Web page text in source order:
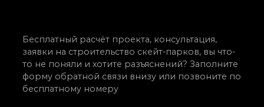
Бесплатный расчёт проекта, консультация,
заявки на строительство скейт-парков, вы что-
то не поняли и хотите разъяснений? Заполните
форму обратной связи внизу или позвоните по
бесплатному номеру